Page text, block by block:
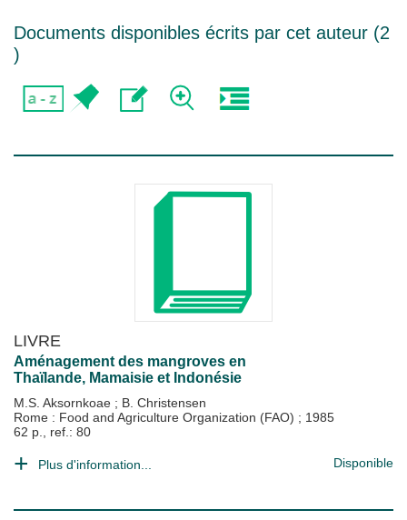
Documents disponibles écrits par cet auteur (2
)
LIVRE
Aménagement des mangroves en
Thaïlande, Mamaisie et Indonésie
M.S. Aksornkoae ; B. Christensen
Rome : Food and Agriculture Organization (FAO) ; 1985
62 p., ref.: 80
Plus d'information... Disponible